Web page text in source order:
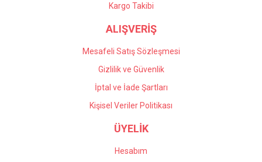
Gönder
Kargo Takibi
ALIŞVERİŞ
Mesafeli Satış Sözleşmesi
Gizlilik ve Güvenlik
İptal ve İade Şartları
Kişisel Veriler Politikası
ÜYELİK
Hesabım